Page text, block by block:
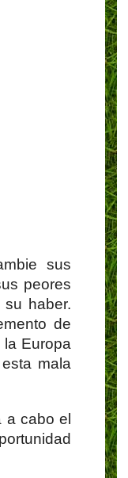
sus
peores
haber.
de
Europa
mala
cabo el